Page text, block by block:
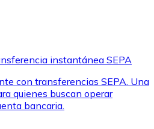
instantánea SEPA
con transferencias SEPA. Una
quienes buscan operar
bancaria.